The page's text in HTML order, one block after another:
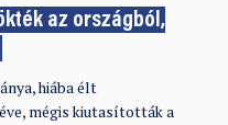
az országból,
hiába élt
mégis kiutasították a